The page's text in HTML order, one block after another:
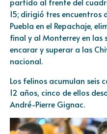
15; dirigió tres encuentros
Puebla en el Repachaje,
final y al Monterrey en las
encarar y superar a las
nacional.
Los felinos acumulan seis
12 años, cinco de ellos
André-Pierre Gignac.